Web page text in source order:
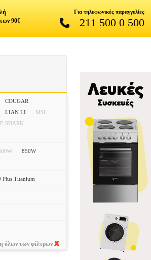
90€
Για τηλεφωνικές παραγγελίες
211 500 0 500
COUGAR
LIAN LI
MSI
SHARK
850W
Plus Titanium
όλων των φίλτρων